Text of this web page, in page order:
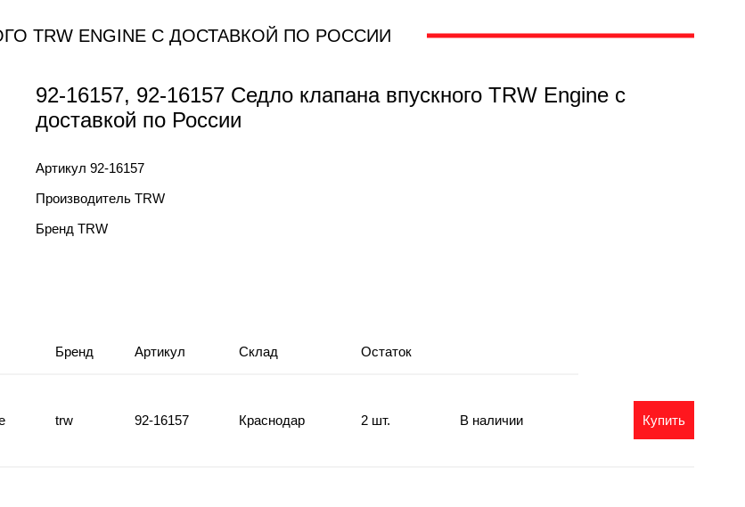
TRW ENGINE С ДОСТАВКОЙ ПО РОССИИ
92-16157, 92-16157 Седло клапана впускного TRW Engine с
доставкой по России
Артикул 92-16157
Производитель TRW
Бренд TRW
Бренд Артикул Склад Остаток
trw 92-16157 Краснодар 2 шт. В наличии Купить